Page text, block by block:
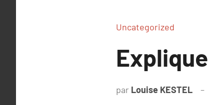
Uncategorized
par Louise KESTEL